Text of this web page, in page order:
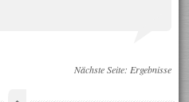
Nächste Seite: Ergebnisse